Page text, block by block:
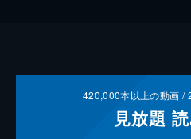
420,000本以上の動画 /
見放題